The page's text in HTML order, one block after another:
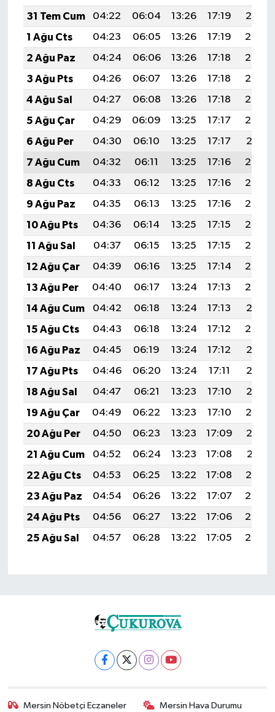
31 Tem Cum
04:22 06:04 13:26 17:19
20:37
1 Ağu Cts
04:23 06:05 13:26 17:19
20:36
2 Ağu Paz
04:24 06:06 13:26 17:18
20:35
3 Ağu Pts
04:26 06:07 13:26 17:18
20:34
4 Ağu Sal
04:27 06:08 13:26 17:18
20:33
5 Ağu Çar
04:29 06:09 13:25 17:17
20:32
6 Ağu Per
04:30 06:10 13:25 17:17
20:31
7 Ağu Cum
04:32 06:11 13:25 17:16
20:30
8 Ağu Cts
04:33 06:12 13:25 17:16
20:29
9 Ağu Paz
04:35 06:13 13:25 17:16
20:27
10 Ağu Pts
04:36 06:14 13:25 17:15
20:26
11 Ağu Sal
04:37 06:15 13:25 17:15
20:25
12 Ağu Çar
04:39 06:16 13:25 17:14
20:24
13 Ağu Per
04:40 06:17 13:24 17:13
20:22
14 Ağu Cum
04:42 06:18 13:24 17:13
20:21
15 Ağu Cts
04:43 06:18 13:24 17:12
20:20
16 Ağu Paz
04:45 06:19 13:24 17:12
20:18
17 Ağu Pts
04:46 06:20 13:24 17:11
20:17
18 Ağu Sal
04:47 06:21 13:23 17:10
20:15
19 Ağu Çar
04:49 06:22 13:23 17:10
20:14
20 Ağu Per
04:50 06:23 13:23 17:09
20:13
21 Ağu Cum
04:52 06:24 13:23 17:08
20:11
22 Ağu Cts
04:53 06:25 13:22 17:08
20:10
23 Ağu Paz
04:54 06:26 13:22 17:07
20:08
24 Ağu Pts
04:56 06:27 13:22 17:06
20:07
25 Ağu Sal
04:57 06:28 13:22 17:05 20:05
Mersin Nöbetçi Eczaneler Mersin Hava Durumu